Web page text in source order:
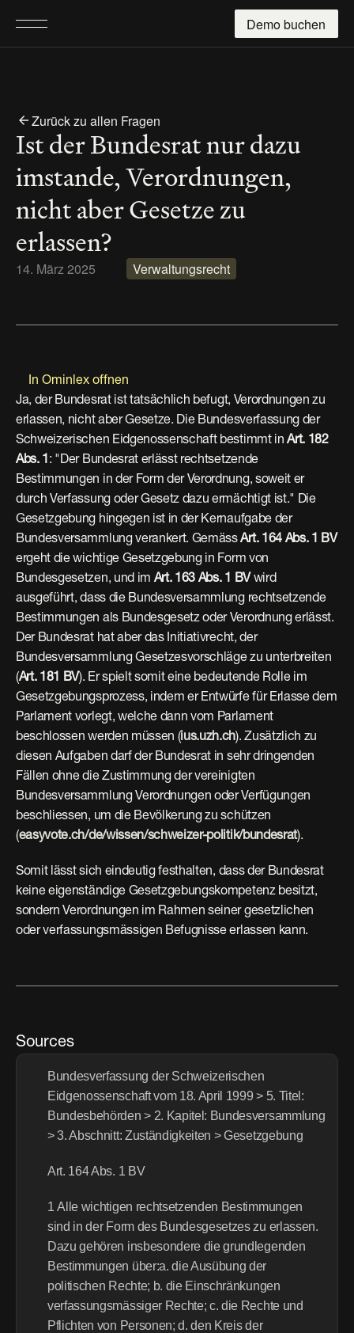
Zurück zu allen Fragen
Ist der Bundesrat nur dazu
imstande, Verordnungen,
nicht aber Gesetze zu
erlassen?
14. März 2025 Verwaltungsrecht
In Ominlex offnen
Ja, der Bundesrat ist tatsächlich befugt, Verordnungen zu
erlassen, nicht aber Gesetze. Die Bundesverfassung der
Schweizerischen Eidgenossenschaft bestimmt in Art. 182
Abs. 1 : "Der Bundesrat erlässt rechtsetzende
Bestimmungen in der Form der Verordnung, soweit er
durch Verfassung oder Gesetz dazu ermächtigt ist." Die
Gesetzgebung hingegen ist in der Kernaufgabe der
Bundesversammlung verankert. Gemäss Art. 164 Abs. 1 BV
ergeht die wichtige Gesetzgebung in Form von
Bundesgesetzen, und im Art. 163 Abs. 1 BV wird
ausgeführt, dass die Bundesversammlung rechtsetzende
Bestimmungen als Bundesgesetz oder Verordnung erlässt.
Der Bundesrat hat aber das Initiativrecht, der
Bundesversammlung Gesetzesvorschläge zu unterbreiten
(Art. 181 BV). Er spielt somit eine bedeutende Rolle im
Gesetzgebungsprozess, indem er Entwürfe für Erlasse dem
Parlament vorlegt, welche dann vom Parlament
beschlossen werden müssen (ius.uzh.ch). Zusätzlich zu
diesen Aufgaben darf der Bundesrat in sehr dringenden
Fällen ohne die Zustimmung der vereinigten
Bundesversammlung Verordnungen oder Verfügungen
beschliessen, um die Bevölkerung zu schützen
(easyvote.ch/de/wissen/schweizer-politik/bundesrat).
Somit lässt sich eindeutig festhalten, dass der Bundesrat
keine eigenständige Gesetzgebungskompetenz besitzt,
sondern Verordnungen im Rahmen seiner gesetzlichen
oder verfassungsmässigen Befugnisse erlassen kann.
Sources
Bundesverfassung der Schweizerischen
Eidgenossenschaft vom 18. April 1999 > 5. Titel:
Bundesbehörden > 2. Kapitel: Bundesversammlung
> 3. Abschnitt: Zuständigkeiten > Gesetzgebung
Art. 164 Abs. 1 BV
1 Alle wichtigen rechtsetzenden Bestimmungen
sind in der Form des Bundesgesetzes zu erlassen.
Dazu gehören insbesondere die grundlegenden
Bestimmungen über:a. die Ausübung der
politischen Rechte; b. die Einschränkungen
verfassungsmässiger Rechte; c. die Rechte und
Pflichten von Personen; d. den Kreis der
Demo buchen